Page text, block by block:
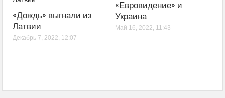
«Дождь» выгнали из
Латвии
Декабрь 7, 2022, 12:07
«Евровидение» и
Украина
Май 16, 2022, 11:43